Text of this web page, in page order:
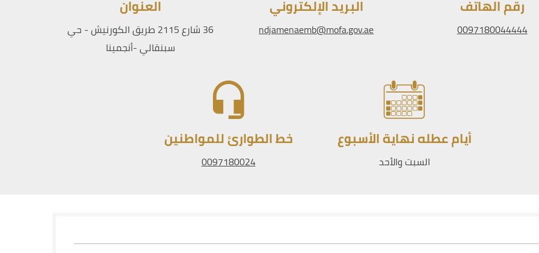
رقم الهاتف
0097180044444
البريد الإلكتروني
ndjamenaemb@mofa.gov.ae
العنوان
36 شارع 2115 طريق الكورنيش - حي
سبنقالي -أنجمينا
أيام عطله نهاية الأسبوع
السبت والأحد
خط الطوارئ للمواطنين
0097180024